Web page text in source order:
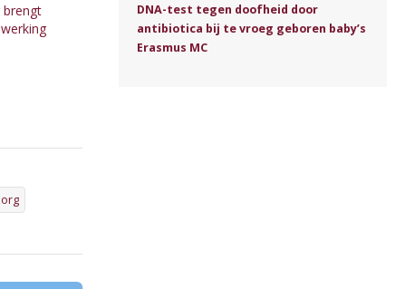
brengt
DNA-test tegen doofheid door
antibiotica bij te vroeg geboren baby’s
Erasmus MC